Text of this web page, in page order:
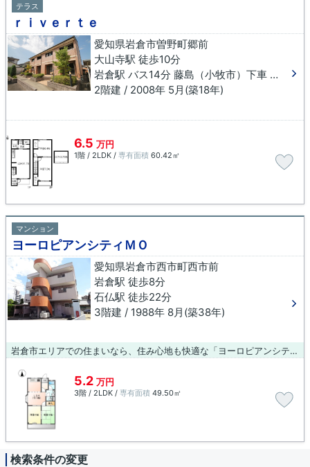
テラス
ｒｉｖｅｒｔｅ
愛知県岩倉市曽野町郷前
大山寺駅 徒歩10分
岩倉駅 バス14分 藤島（小牧市）下車 徒歩13分
2階建 / 2008年 5月(築18年)
6.5 万円
1階 / 2LDK / 専有面積 60.42㎡
マンション
ヨーロピアンシティＭＯ
愛知県岩倉市西市町西市前
岩倉駅 徒歩8分
石仏駅 徒歩22分
3階建 / 1988年 8月(築38年)
岩倉市エリアでの住まいなら、住み心地も快適な「ヨーロピアンシティＭＯ」はいかがでしょうか。設備や外観が充実しているマンションです。お友達を招待するのも恥ずかしくない物件。駅から徒歩8分の物件なら、駅前のお買い物も便利です。こだわりの賃貸物件をお探しの方は、ぜひ当社にお任せ下さい。豊富な賃貸物件を取り扱っているので、ご希望に適した物件のご紹介ができます。不明な点がございましたら、お気軽にご連絡下さい。
5.2 万円
3階 / 2LDK / 専有面積 49.50㎡
検索条件の変更